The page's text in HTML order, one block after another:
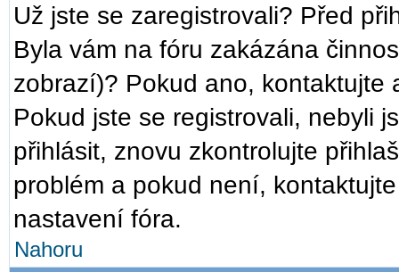
Už jste se zaregistrovali? Před
Byla vám na fóru zakázána
zobrazí)? Pokud ano, kontaktujte
Pokud jste se registrovali, nebyli
přihlásit, znovu zkontrolujte
problém a pokud není,
nastavení fóra.
Nahoru